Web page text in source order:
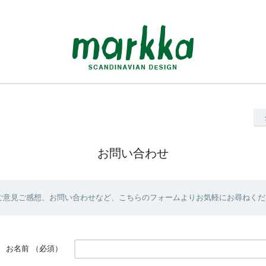
お問い合わせ
見ご感想、お問い合わせなど、こちらのフォームよりお気軽にお尋ねくだ
お名前 （必須）